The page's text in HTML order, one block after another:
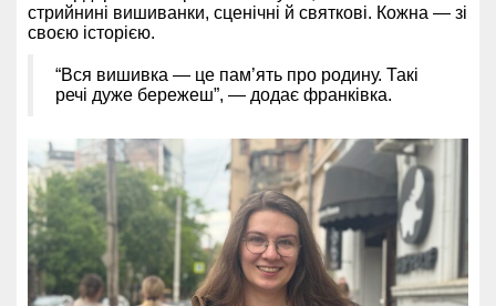
стрийнині вишиванки, сценічні й святкові. Кожна — зі
своєю історією.
“Вся вишивка — це пам’ять про родину. Такі
речі дуже бережеш”, — додає франківка.